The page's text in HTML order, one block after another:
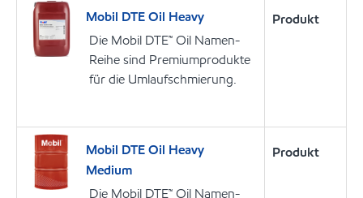
Mobil DTE Oil Heavy
Die Mobil DTE™ Oil Namen-
Reihe sind Premiumprodukte
für die Umlaufschmierung.
Produkt
Mobil DTE Oil Heavy
Medium
Die Mobil DTE™ Oil Namen-
Produkt